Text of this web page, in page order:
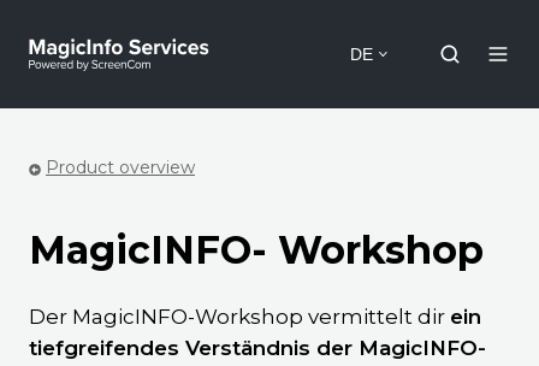
DE
Product overview
MagicINFO- Workshop
Der MagicINFO-Workshop vermittelt dir ein
tiefgreifendes Verständnis der MagicINFO-